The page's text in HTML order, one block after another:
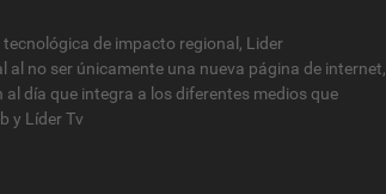
de impacto regional, Lider
al no ser únicamente una nueva página de internet,
día que integra a los diferentes medios que
y Líder Tv